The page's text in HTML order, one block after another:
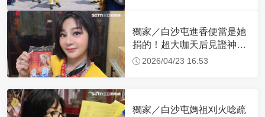
獨家／白沙屯進香便當是她
捐的！超大咖天后見證神
蹟 一靠近媽祖就爆哭
2026/04/23 16:53
獨家／白沙屯媽祖刈火唸疏